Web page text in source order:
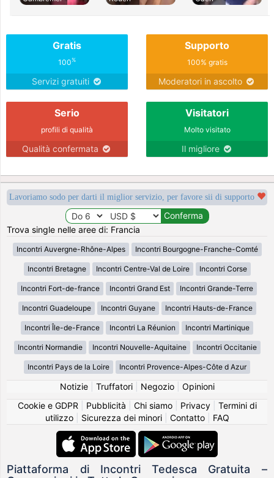
Gratis
100%
Servizi gratuiti
Supporto
100% gratis
Moderatori in ascolto
Serio
profili di qualità
Qualità confermata
Visitatori
Molto visitato
Il migliore
Lavoriamo sodo per darti il miglior servizio, per favore sii di supporto
Trova single nelle aree di: Francia
Incontri Auvergne-Rhône-Alpes Incontri Bourgogne-Franche-Comté
Incontri Bretagne Incontri Centre-Val de Loire Incontri Corse
Incontri Fort-de-france Incontri Grand Est Incontri Grande-Terre
Incontri Guadeloupe Incontri Guyane Incontri Hauts-de-France
Incontri Île-de-France Incontri La Réunion Incontri Martinique
Incontri Normandie Incontri Nouvelle-Aquitaine Incontri Occitanie
Incontri Pays de la Loire Incontri Provence-Alpes-Côte d Azur
Notizie| Truffatori| Negozio| Opinioni
Cookie e GDPR
Pubblicità Chi siamo| Privacy| Termini di
utilizzo| Sicurezza dei minori| Contatto| FAQ
Piattaforma di Incontri Tedesca Gratuita –